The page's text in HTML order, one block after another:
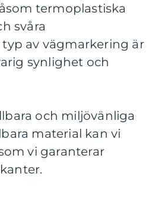
termoplastiska
svåra
av vägmarkering är
synlighet och
och miljövänliga
material kan vi
vi garanterar